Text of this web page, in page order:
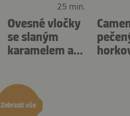
Zobrazit vše
25 min.
Ovesné vločky
se slaným
karamelem a
horkovzdušné
fritéze.